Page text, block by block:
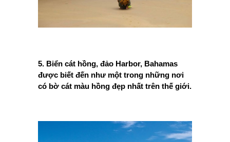
5. Biển cát hồng, đảo Harbor, Bahamas
được biết đến như một trong những nơi
có bờ cát màu hồng đẹp nhất trên thế giới.